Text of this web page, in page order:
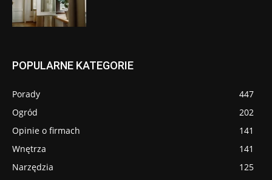
POPULARNE KATEGORIE
Porady
447
Ogród
202
Opinie o firmach
141
Wnętrza
141
Narzędzia
125